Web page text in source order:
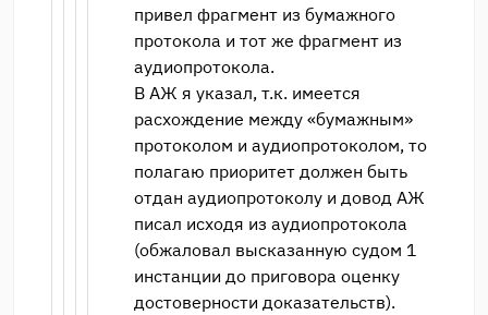
привел фрагмент из бумажного
протокола и тот же фрагмент из
аудиопротокола.
В АЖ я указал, т.к. имеется
расхождение между «бумажным»
протоколом и аудиопротоколом, то
полагаю приоритет должен быть
отдан аудиопротоколу и довод АЖ
писал исходя из аудиопротокола
(обжаловал высказанную судом 1
инстанции до приговора оценку
достоверности доказательств).